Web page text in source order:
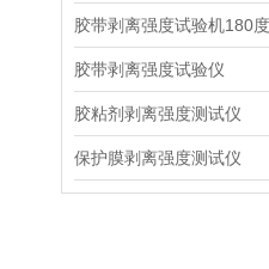
胶带剥离强度试验仪
胶粘剂剥离强度测试仪
保护膜剥离强度测试仪